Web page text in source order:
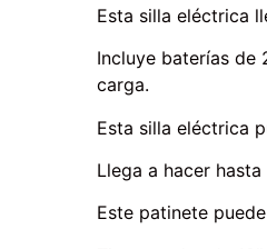
Esta silla eléctrica
Incluye baterías de
carga.
Esta silla eléctrica
Llega a hacer
Este patinete